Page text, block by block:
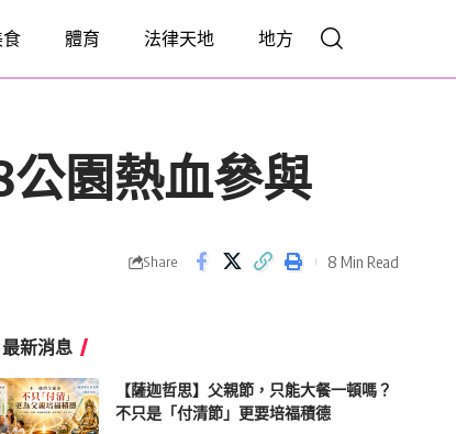
體育 法律天地 地方
公園熱血參與
Share 8 Min Read
最新消息
【薩迦哲思】父親節，只能大餐一頓嗎？
不只是「付清節」更要培福積德